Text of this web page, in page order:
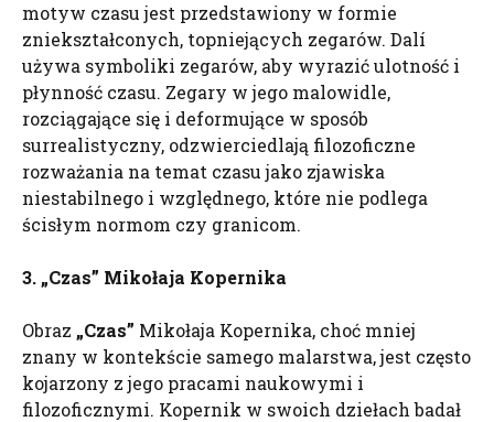
motyw czasu jest przedstawiony w formie
zniekształconych, topniejących zegarów. Dalí
używa symboliki zegarów, aby wyrazić ulotność i
płynność czasu. Zegary w jego malowidle,
rozciągające się i deformujące w sposób
surrealistyczny, odzwierciedlają filozoficzne
rozważania na temat czasu jako zjawiska
niestabilnego i względnego, które nie podlega
ścisłym normom czy granicom.
3. „Czas” Mikołaja Kopernika
Obraz „Czas” Mikołaja Kopernika, choć mniej
znany w kontekście samego malarstwa, jest często
kojarzony z jego pracami naukowymi i
filozoficznymi. Kopernik w swoich dziełach badał